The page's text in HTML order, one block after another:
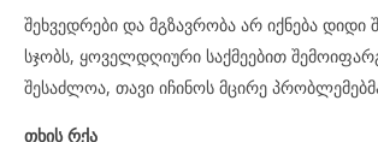
შეხვედრები და მგზავრობა არ იქნება დიდი
სჯობს, ყოველდღიური საქმეებით
შესაძლოა, თავი იჩინოს მცირე
თხის რქა